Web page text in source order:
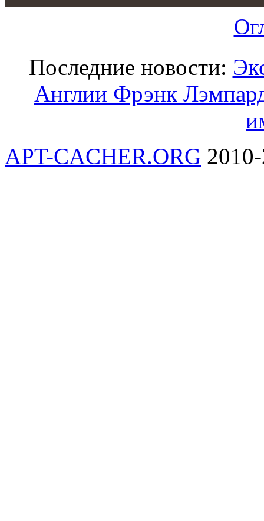
Последние новости:
Англии Фрэнк
APT-CACHER.ORG